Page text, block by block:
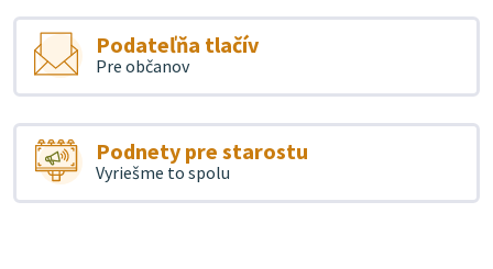
Podateľňa tlačív
Pre občanov
Podnety pre starostu
Vyriešme to spolu